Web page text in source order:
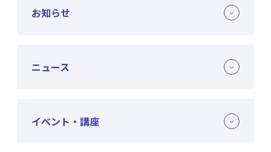
お知らせ
ニュース
イベント・講座